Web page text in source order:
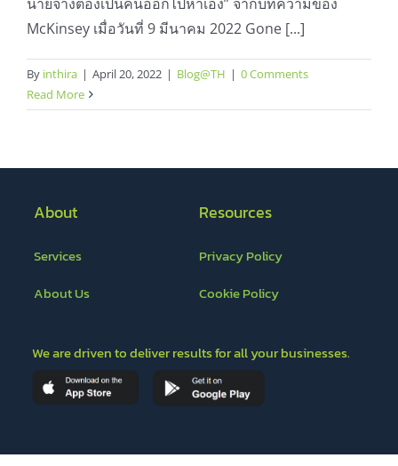
McKinsey เมื่อวันที่ 9 มีนาคม 2022 Gone [...]
By inthira | April 20, 2022 | Blog@TH | 0 Comments
Read More
About
Services
About Us
Resources
Privacy Policy
Cookie Policy
Ours Partners
We are driven to deliver results for all your businesses.